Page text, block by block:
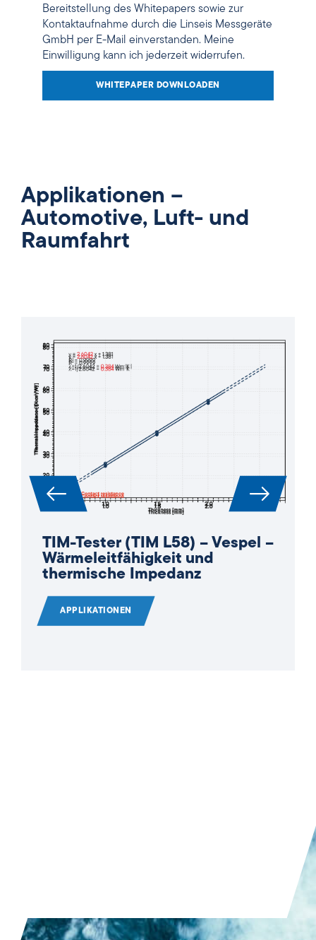
Bereitstellung des Whitepapers sowie zur
Kontaktaufnahme durch die Linseis Messgeräte
GmbH per E-Mail einverstanden. Meine
Einwilligung kann ich jederzeit widerrufen.
WHITEPAPER DOWNLOADEN
Applikationen –
Automotive, Luft- und
Raumfahrt
TIM-Tester (TIM L58) – Vespel –
Wärmeleitfähigkeit und
thermische Impedanz
APPLIKATIONEN